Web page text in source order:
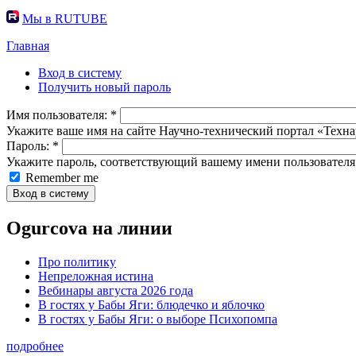
Мы в RUTUBE
Главная
Вход в систему
Получить новый пароль
Имя пользователя: *
Укажите ваше имя на сайте Научно-технический портал
Пароль: *
Укажите пароль, соответствующий вашему имени
Remember me
Ogurcova на линии
Про политику
Непреложная истина
Вебинары августа 2026 года
В гостях у Бабы Яги: блюдечко и яблочко
В гостях у Бабы Яги: о выборе Психопомпа
подробнее